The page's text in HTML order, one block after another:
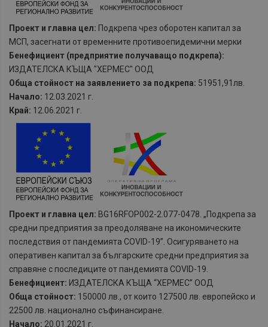
Проект и главна цел: Подкрепа чрез оборотен капитал за
МСП, засегнати от временните противоепидемични мерки
Бенефициент (предприятие получаващо подкрепа):
ИЗДАТЕЛСКА КЪЩА "ХЕРМЕС" ООД
Обща стойност на заявлението за подкрепа: 51951,91лв.
Начало: 12.03.2021 г.
Край: 12.06.2021 г.
Проект и главна цел: BG16RFOP002-2.077-0478. „Подкрепа за
средни предприятия за преодоляване на икономическите
последствия от пандемията COVID-19”. Осигуряването на
оперативен капитал за българските средни предприятия за
справяне с последиците от пандемията COVID-19.
Бенефициент: ИЗДАТЕЛСКА КЪЩА “ХЕРМЕС” ООД
Обща стойност: 150000 лв., от които 127500 лв. европейско и
22500 лв. национално съфинансиране.
Начало: 20.01.2021 г.